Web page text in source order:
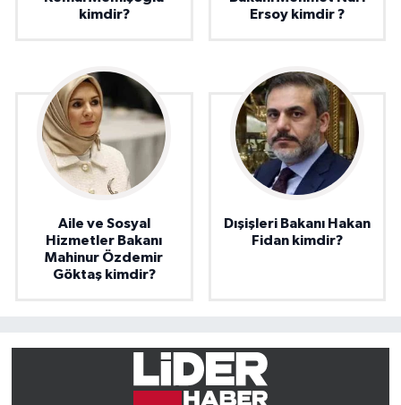
kimdir?
Ersoy kimdir ?
Aile ve Sosyal
Hizmetler Bakanı
Mahinur Özdemir
Göktaş kimdir?
Dışişleri Bakanı Hakan
Fidan kimdir?